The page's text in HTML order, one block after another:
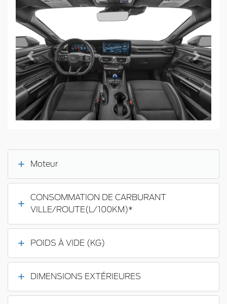
Previous Next
Moteur
CONSOMMATION DE CARBURANT
VILLE/ROUTE(L/100KM)*
POIDS À VIDE (KG)
DIMENSIONS EXTÉRIEURES